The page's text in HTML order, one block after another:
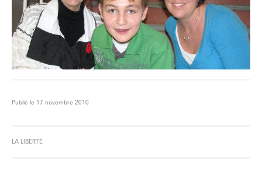
Publié le 17 novembre 2010
LA LIBERTÉ